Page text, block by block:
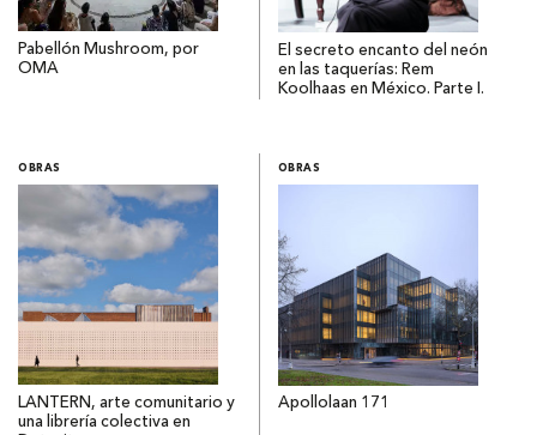
Pabellón Mushroom, por
OMA
El secreto encanto del neón
en las taquerías: Rem
Koolhaas en México. Parte I.
OBRAS
LANTERN, arte comunitario y
una librería colectiva en
OBRAS
Apollolaan 171